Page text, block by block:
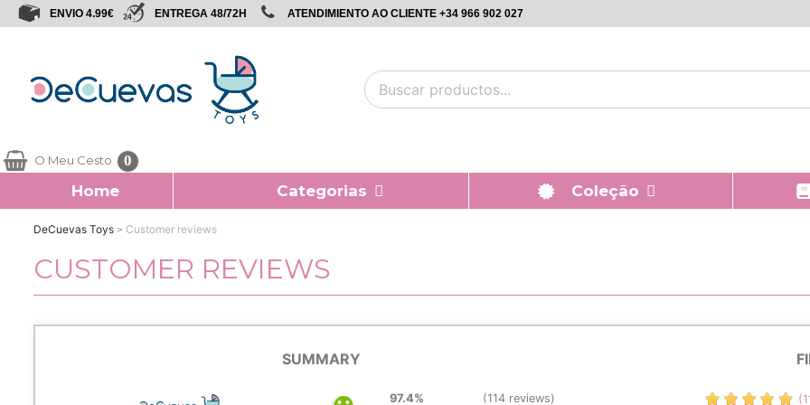
ENVIO 4.99€ ENTREGA 48/72H ATENDIMIENTO AO CLIENTE +34 966 902 027
O Meu Cesto 0
Home Categorias Coleção
DeCuevas Toys Customer reviews
CUSTOMER REVIEWS
SUMMARY
97.4% (114 reviews)